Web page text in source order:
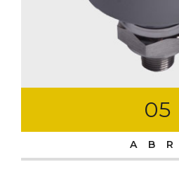
05
ABR